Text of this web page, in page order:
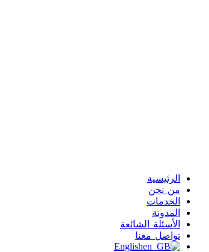
الرئيسية
من نحن
الخدمات
المدونة
الأسئلة الشائعة
تواصل معنا
English